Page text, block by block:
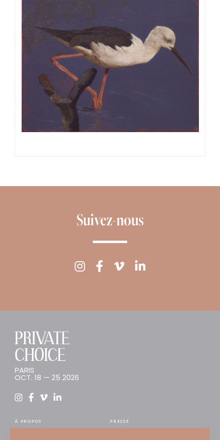
Suivez-nous
PRIVATE
CHOICE
PARIS
OCT. 18 — 25 2026
À PROPOS PRESSE